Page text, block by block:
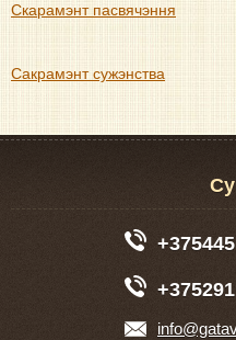
Скарамэнт пасвячэння
Сакрамэнт сужэнства